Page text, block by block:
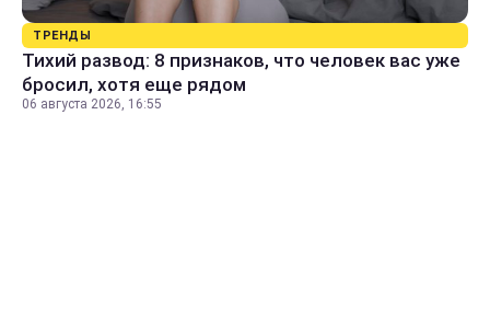
ТРЕНДЫ
Тихий развод: 8 признаков, что человек вас уже
бросил, хотя еще рядом
06 августа 2026, 16:55